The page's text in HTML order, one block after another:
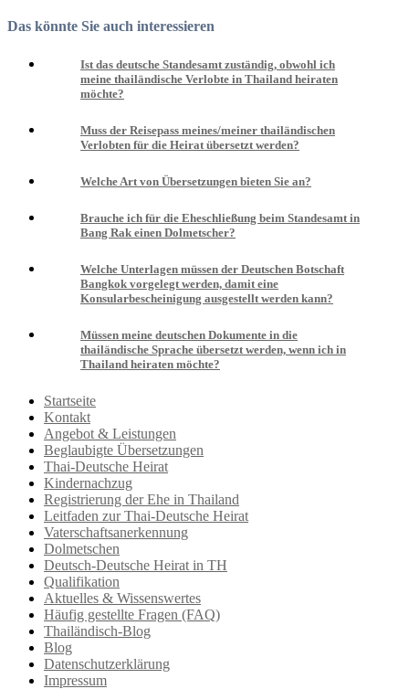
Das könnte Sie auch interessieren
Ist das deutsche Standesamt zuständig, obwohl ich
meine thailändische Verlobte in Thailand heiraten
möchte?
Muss der Reisepass meines/meiner thailändischen
Verlobten für die Heirat übersetzt werden?
Welche Art von Übersetzungen bieten Sie an?
Brauche ich für die Eheschließung beim Standesamt in
Bang Rak einen Dolmetscher?
Welche Unterlagen müssen der Deutschen Botschaft
Bangkok vorgelegt werden, damit eine
Konsularbescheinigung ausgestellt werden kann?
Müssen meine deutschen Dokumente in die
thailändische Sprache übersetzt werden, wenn ich in
Thailand heiraten möchte?
Startseite
Kontakt
Angebot & Leistungen
Beglaubigte Übersetzungen
Thai-Deutsche Heirat
Kindernachzug
Registrierung der Ehe in Thailand
Leitfaden zur Thai-Deutsche Heirat
Vaterschaftsanerkennung
Dolmetschen
Deutsch-Deutsche Heirat in TH
Qualifikation
Aktuelles & Wissenswertes
Häufig gestellte Fragen (FAQ)
Thailändisch-Blog
Blog
Datenschutzerklärung
Impressum